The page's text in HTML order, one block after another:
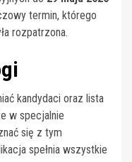
termin, którego
rozpatrzona.
kandydaci oraz lista
w specjalnie
się z tym
spełnia wszystkie